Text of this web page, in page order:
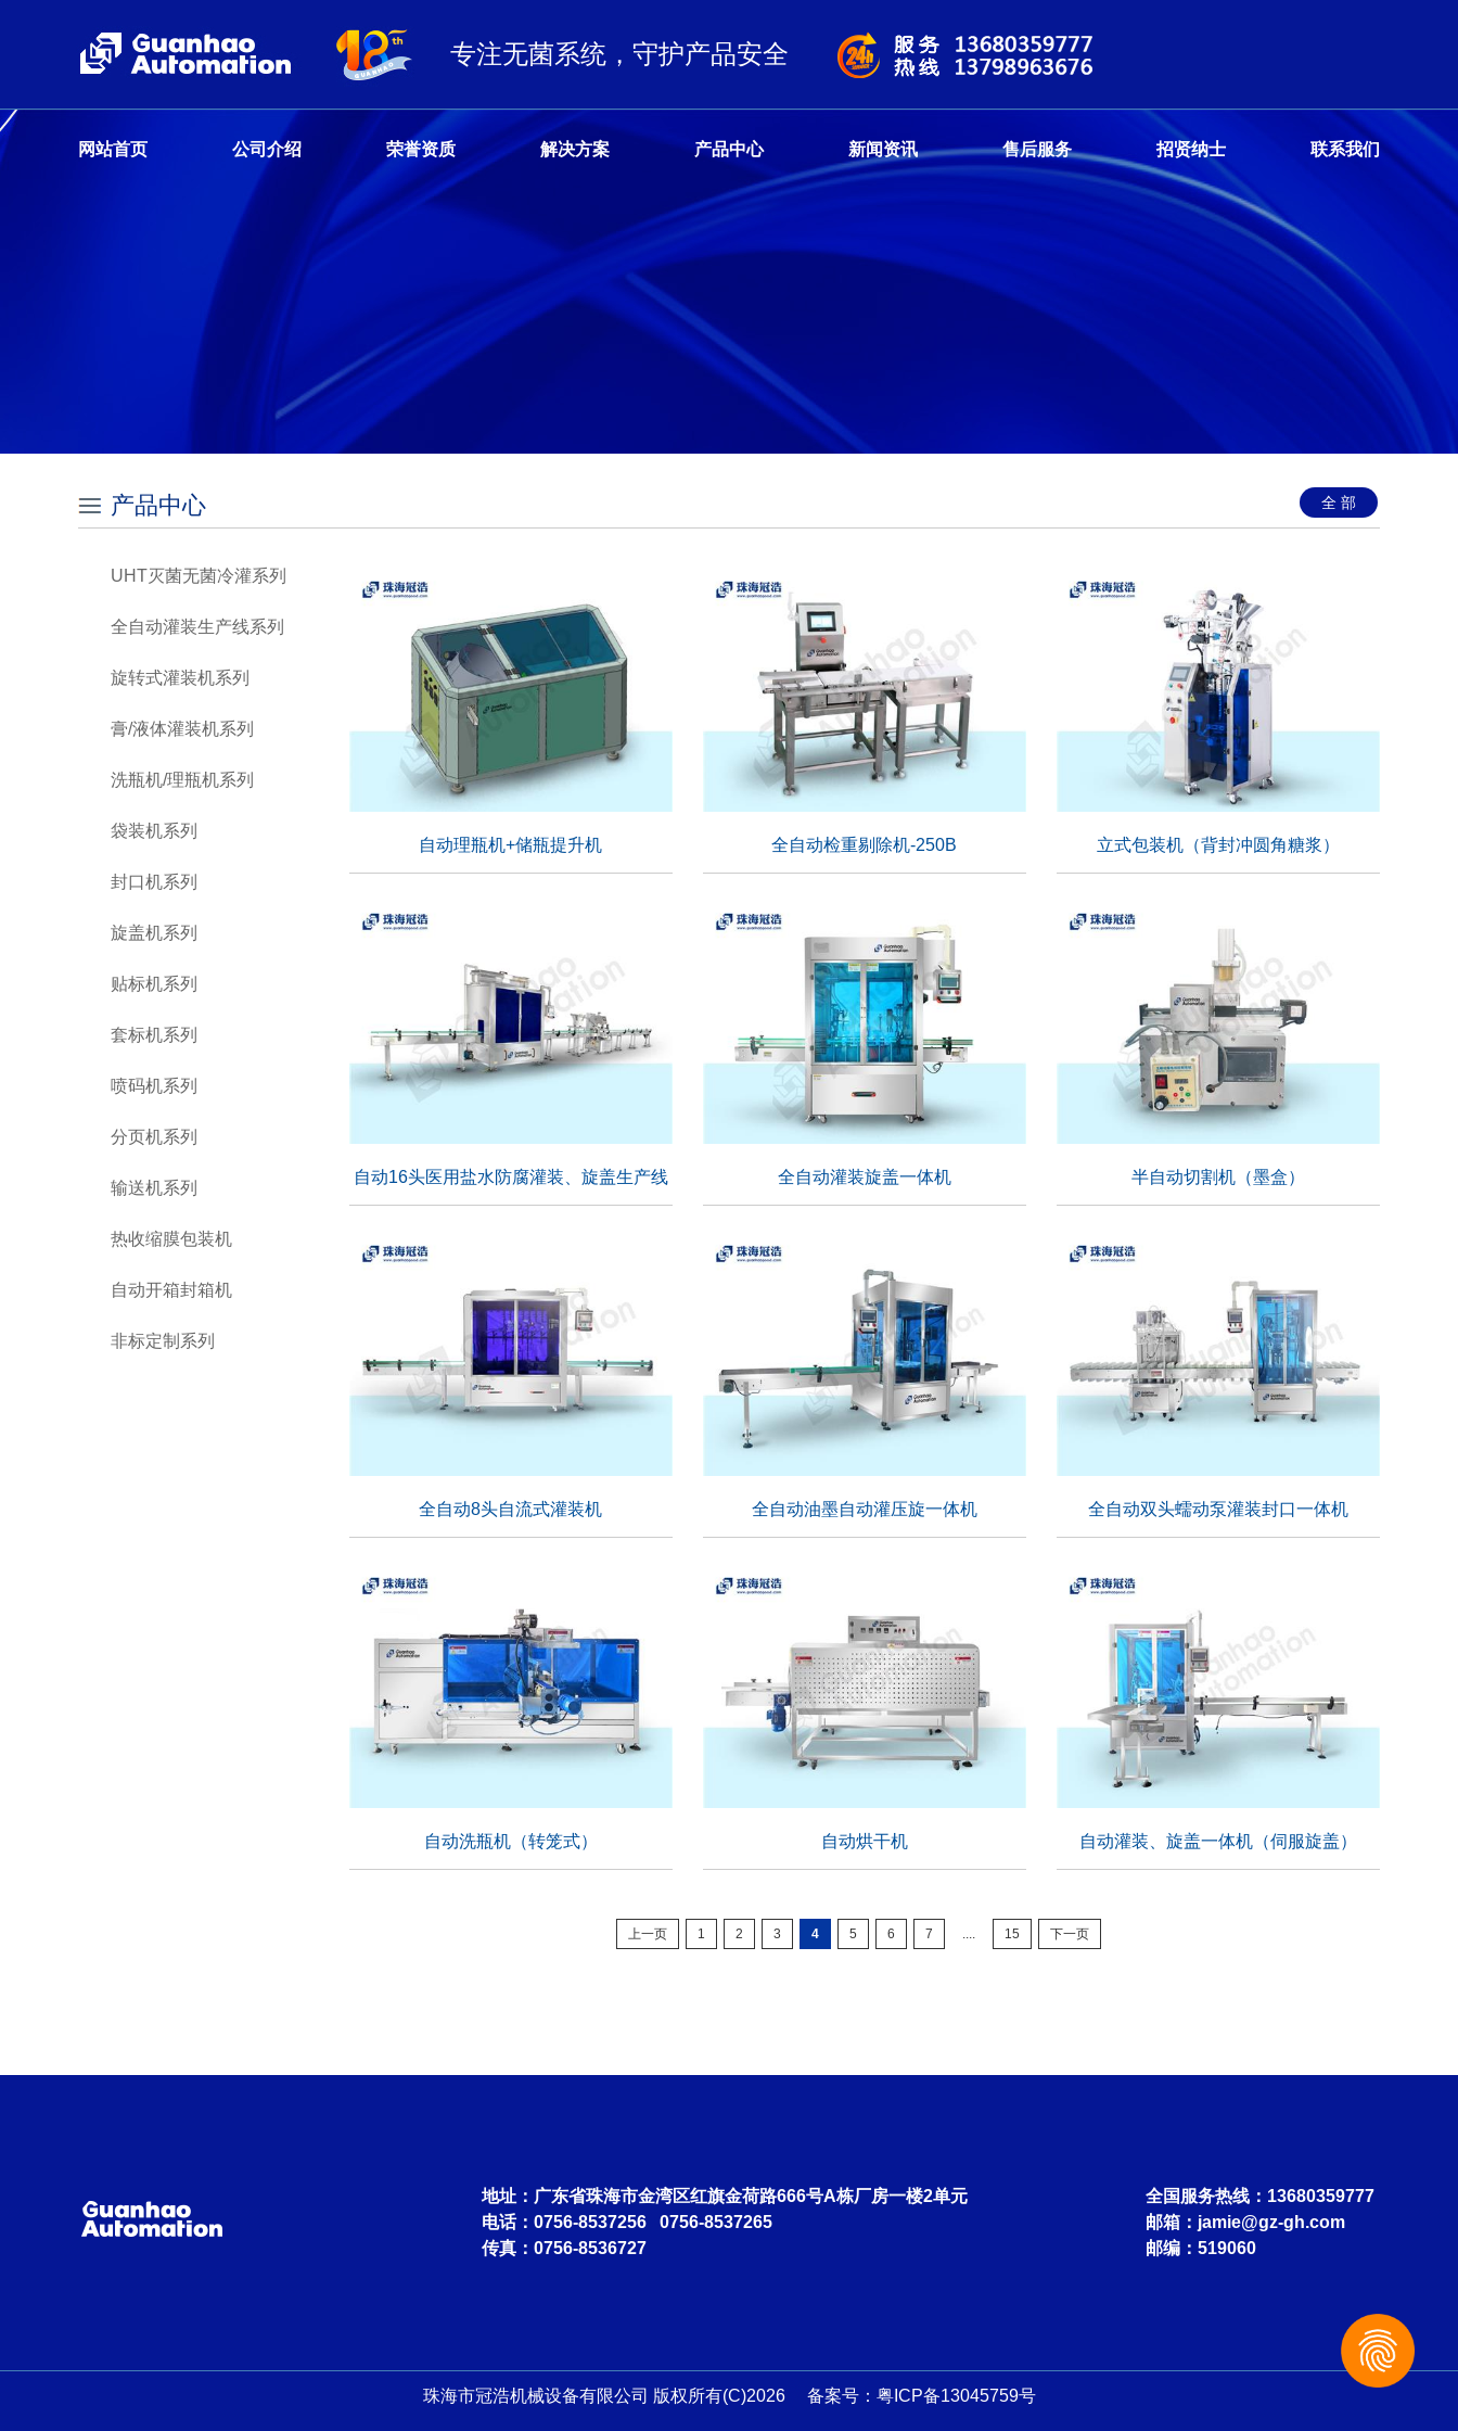
专注无菌系统，守护产品安全
网站首页 公司介绍 荣誉资质 解决方案 产品中心 新闻资讯 售后服务 招贤纳士 联系我们
产品中心 全 部
UHT灭菌无菌冷灌系列
全自动灌装生产线系列
旋转式灌装机系列
膏/液体灌装机系列
洗瓶机/理瓶机系列
袋装机系列
封口机系列
旋盖机系列
贴标机系列
套标机系列
喷码机系列
分页机系列
输送机系列
热收缩膜包装机
自动开箱封箱机
非标定制系列
自动理瓶机+储瓶提升机
适用行业：
全自动检重剔除机-250B 立式包装机（背封冲圆角糖浆）
自动16头医用盐水防腐灌装、旋盖生产线 全自动灌装旋盖一体机 半自动切割机（墨盒）
全自动8头自流式灌装机 全自动油墨自动灌压旋一体机
适用行业：
全自动双头蠕动泵灌装封口一体机
自动洗瓶机（转笼式） 自动烘干机 自动灌装、旋盖一体机（伺服旋盖）
上一页 1 2 3 4 5 6 7 .... 15 下一页
地址：广东省珠海市金湾区红旗金荷路666号A栋厂房一楼2单元
电话：0756-8537256 0756-8537265
传真：0756-8536727
全国服务热线：13680359777
邮箱： jamie@gz-gh.com
邮编：519060
珠海市冠浩机械设备有限公司 版权所有(C)2026 备案号： 粤ICP备13045759号